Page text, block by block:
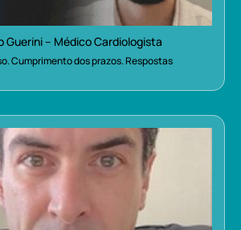
Guerini – Médico Cardiologista
Cumprimento dos prazos. Respostas